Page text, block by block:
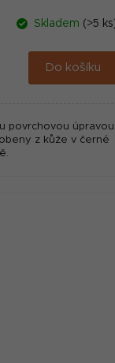
Skladem (>5
Do košíku
povrchovou
z kůže v černé